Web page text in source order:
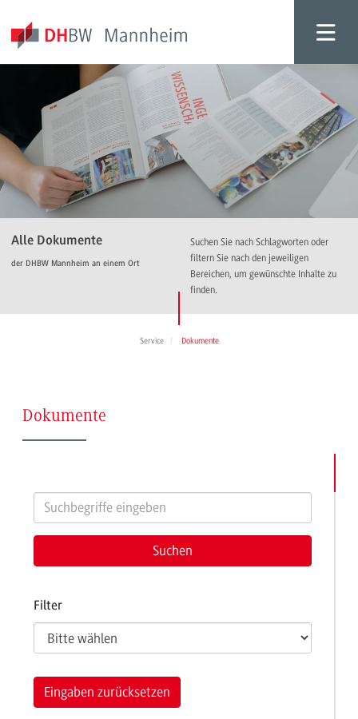
Alle Dokumente
der DHBW Mannheim an einem Ort
Suchen Sie nach Schlagworten oder
filtern Sie nach den jeweiligen
Bereichen, um gewünschte Inhalte zu
finden.
Service Dokumente
Dokumente
Filter
Eingaben zurücksetzen